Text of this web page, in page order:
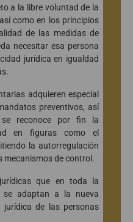
a la libre voluntad de la
como en los principios
de las medidas de
necesitar esa persona
jurídica en igualdad
adquieren especial
preventivos, así
reconoce por fin la
en figuras como el
la autorregulación
mecanismos de control.
que en toda la
se adaptan a la nueva
jurídica de las personas